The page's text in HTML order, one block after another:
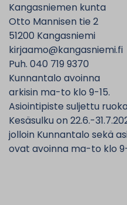
Kangasniemen kunta
Otto Mannisen tie 2
51200 Kangasniemi
kirjaamo@kangasniemi.fi
Puh. 040 719 9370
Kunnantalo avoinna
arkisin ma-to klo 9-15.
Asiointipiste suljettu
Kesäsulku on 22.6.-
jolloin Kunnantalo sekä
ovat avoinna ma-to klo